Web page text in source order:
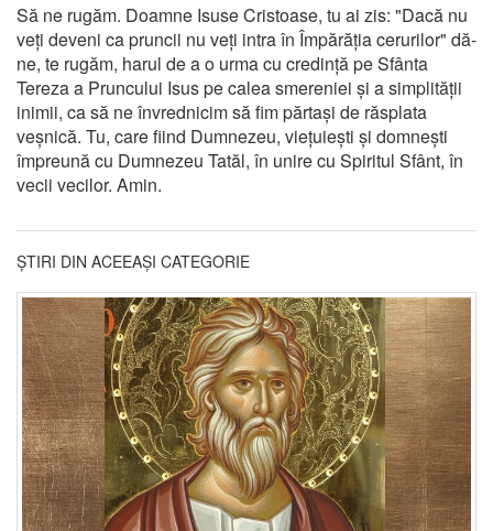
Să ne rugăm. Doamne Isuse Cristoase, tu ai zis: "Dacă nu
veți deveni ca pruncii nu veți intra în Împărăția cerurilor" dă-
ne, te rugăm, harul de a o urma cu credință pe Sfânta
Tereza a Pruncului Isus pe calea smereniei și a simplității
inimii, ca să ne învrednicim să fim părtași de răsplata
veșnică. Tu, care fiind Dumnezeu, viețuiești și domnești
împreună cu Dumnezeu Tatăl, în unire cu Spiritul Sfânt, în
vecii vecilor. Amin.
ȘTIRI DIN ACEEAȘI CATEGORIE